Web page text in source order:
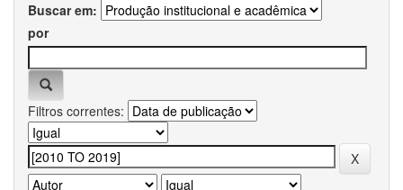
Buscar em:
por
Filtros correntes: